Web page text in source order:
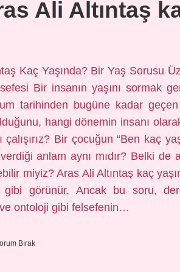
Ali Altıntaş
Kaç Yaşında? Bir Yaş Sorusu
Bir insanın yaşını sormak
tarihinden bugüne kadar
hangi dönemin insanı
çalışırız? Bir çocuğun “Ben kaç
anlam aynı mıdır? Belki de
miyiz? Aras Ali Altıntaş kaç
gibi görünür. Ancak bu soru,
ontoloji gibi felsefenin…
Bırak